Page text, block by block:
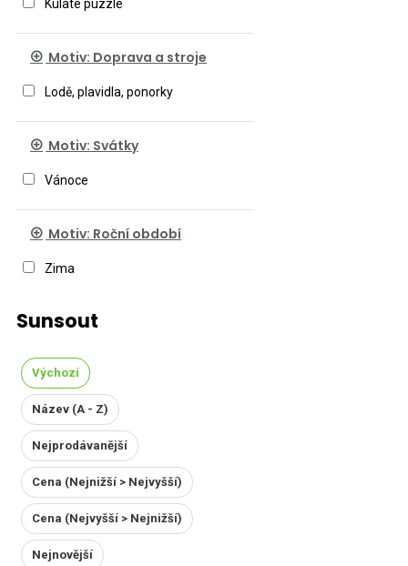
Kulaté puzzle
Motiv: Doprava a stroje
Lodě, plavidla, ponorky
Motiv: Svátky
Vánoce
Motiv: Roční období
Zima
Sunsout
Výchozí
Název (A - Z)
Nejprodávanější
Cena (Nejnižší > Nejvyšší)
Cena (Nejvyšší > Nejnižší)
Nejnovější